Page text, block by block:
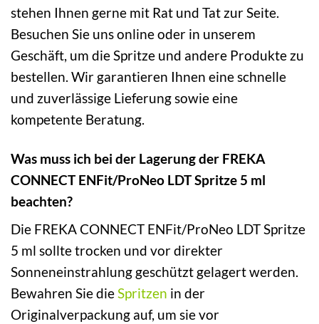
stehen Ihnen gerne mit Rat und Tat zur Seite.
Besuchen Sie uns online oder in unserem
Geschäft, um die Spritze und andere Produkte zu
bestellen. Wir garantieren Ihnen eine schnelle
und zuverlässige Lieferung sowie eine
kompetente Beratung.
Was muss ich bei der Lagerung der FREKA
CONNECT ENFit/ProNeo LDT Spritze 5 ml
beachten?
Die FREKA CONNECT ENFit/ProNeo LDT Spritze
5 ml sollte trocken und vor direkter
Sonneneinstrahlung geschützt gelagert werden.
Bewahren Sie dieSpritzen in der
Originalverpackung auf, um sie vor